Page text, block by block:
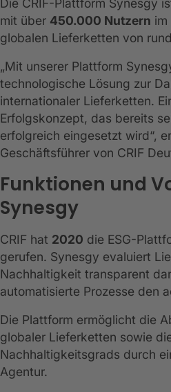
Die CRIF-Plattform Synesgy
mit über 450.000 Nutzern im
globalen Lieferketten von rund
„Mit unserer Plattform
technologische Lösung zur
internationaler Lieferketten.
Erfolgskonzept, das bereits
erfolgreich eingesetzt wird“,
Geschäftsführer von CRIF
Funktionen und
Synesgy
CRIF hat 2020 die ESG-
gerufen. Synesgy evaluiert
Nachhaltigkeit transparent
automatisierte Prozesse den
Die Plattform ermöglicht die
globaler Lieferketten sowie
Nachhaltigkeitsgrads durch
Agentur.